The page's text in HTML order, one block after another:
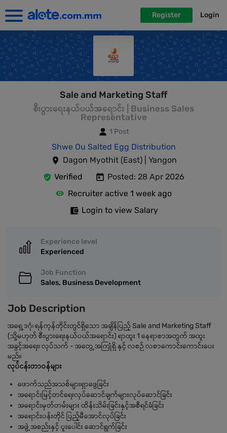
Register Login
Sale and Marketing Staff
စီးပွားရေးနယ်ပယ်အရောင်း | Business Sales
Representative
1 Post
Shwe Ou Salted Egg Distribution
Dagon Myothit (East) | Yangon
Verified
Posted: 28 Apr 2026
Recruiter active 1 week ago
Login to view Salary
Experience level
Experienced
Job Function
Sales, Business Development
Job Description
အရှေ့ဒဂုံ၊ ရန်ကုန်တိုင်းတွင်ရှိသော အချိန်ပြည့် Sale and Marketing Staff
(သို့မဟုတ် စီးပွားရေးနယ်ပယ်အရောင်း) ရာထူး 1 နေရာစာအတွက် အထူး
အခွင့်အရေး၊ လုပ်သက် - အတွေ့အကြုံရှိ နှင့် လစဉ် လစာကောင်းကောင်းပေး
မည်။
လုပ်ငန်းတာဝန်များ
ဖောက်သည်အသစ်များရှာဖွေခြင်း
အရောင်းမြင့်တင်ရေးလုပ်ဆောင်ချက်များလုပ်ဆောင်ခြင်း
အရောင်းမှတ်တမ်းများ ထိန်းသိမ်းခြင်းနှင့်အစီရင်ခံခြင်း
အရောင်းပန်းတိုင် ပြည့်မီအောင်လုပ်ခြင်း
အဖွဲ့အစည်းနှင့် ပူးပေါင်း ဆောင်ရွက်ခြင်း